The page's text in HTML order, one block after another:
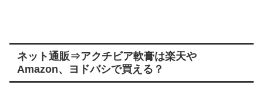
ネット通販⇒アクチビア軟膏は楽天や
Amazon、ヨドバシで買える？